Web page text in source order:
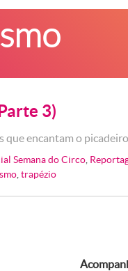
3)
que encantam o
Semana do Circo
trapézio